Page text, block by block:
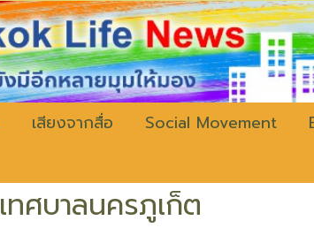
เสียงจากสื่อ Social Movement
เทศบาลนครภูเก็ต